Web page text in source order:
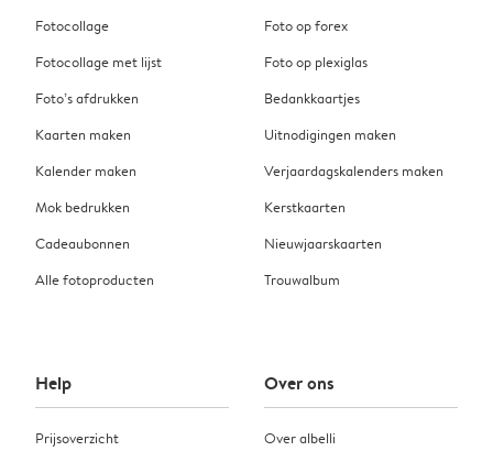
Fotocollage
Fotocollage met lijst
Foto’s afdrukken
Kaarten maken
Kalender maken
Mok bedrukken
Cadeaubonnen
Alle fotoproducten
Foto op forex
Foto op plexiglas
Bedankkaartjes
Uitnodigingen maken
Verjaardagskalenders maken
Kerstkaarten
Nieuwjaarskaarten
Trouwalbum
Help
Prijsoverzicht
Over ons
Over albelli